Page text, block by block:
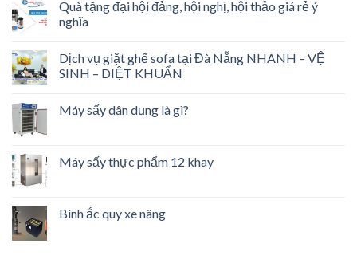
Quà tặng đại hội đảng, hội nghị, hội thảo giá rẻ ý
nghĩa
Dịch vụ giặt ghế sofa tại Đà Nẵng NHANH – VỆ
SINH – DIỆT KHUẨN
Máy sấy dân dụng là gì?
Máy sấy thực phẩm 12 khay
Bình ắc quy xe nâng